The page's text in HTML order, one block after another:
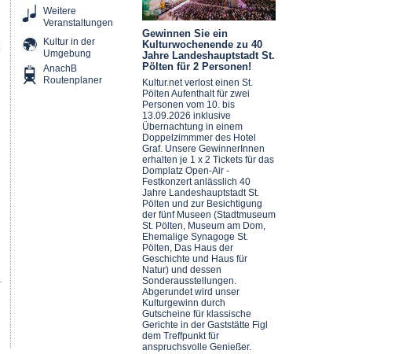
Weitere
Veranstaltungen
Kultur in der
Umgebung
AnachB
Routenplaner
Gewinnen Sie ein
Kulturwochenende zu 40
Jahre Landeshauptstadt St.
Pölten für 2 Personen!
Kultur.net verlost einen St.
Pölten Aufenthalt für zwei
Personen vom 10. bis
13.09.2026 inklusive
Übernachtung in einem
Doppelzimmmer des Hotel
Graf. Unsere GewinnerInnen
erhalten je 1 x 2 Tickets für das
Domplatz Open-Air -
Festkonzert anlässlich 40
Jahre Landeshauptstadt St.
Pölten und zur Besichtigung
der fünf Museen (Stadtmuseum
St. Pölten, Museum am Dom,
Ehemalige Synagoge St.
Pölten, Das Haus der
Geschichte und Haus für
Natur) und dessen
Sonderausstellungen.
Abgerundet wird unser
Kulturgewinn durch
Gutscheine für klassische
Gerichte in der Gaststätte Figl
dem Treffpunkt für
anspruchsvolle Genießer.